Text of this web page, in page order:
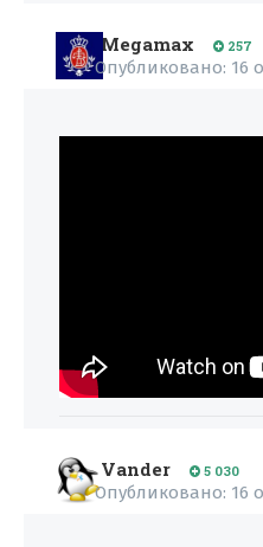
Megamax 257
Опубликовано: 16
Vander 5 030
Опубликовано: 16